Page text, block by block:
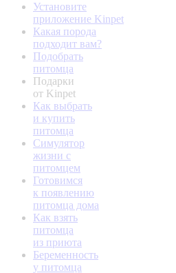
Установите
приложение Kinpet
Какая порода
подходит вам?
Подобрать
питомца
Подарки
от Kinpet
Как выбрать
и купить
питомца
Симулятор
жизни с
питомцем
Готовимся
к появлению
питомца дома
Как взять
питомца
из приюта
Беременность
у питомца